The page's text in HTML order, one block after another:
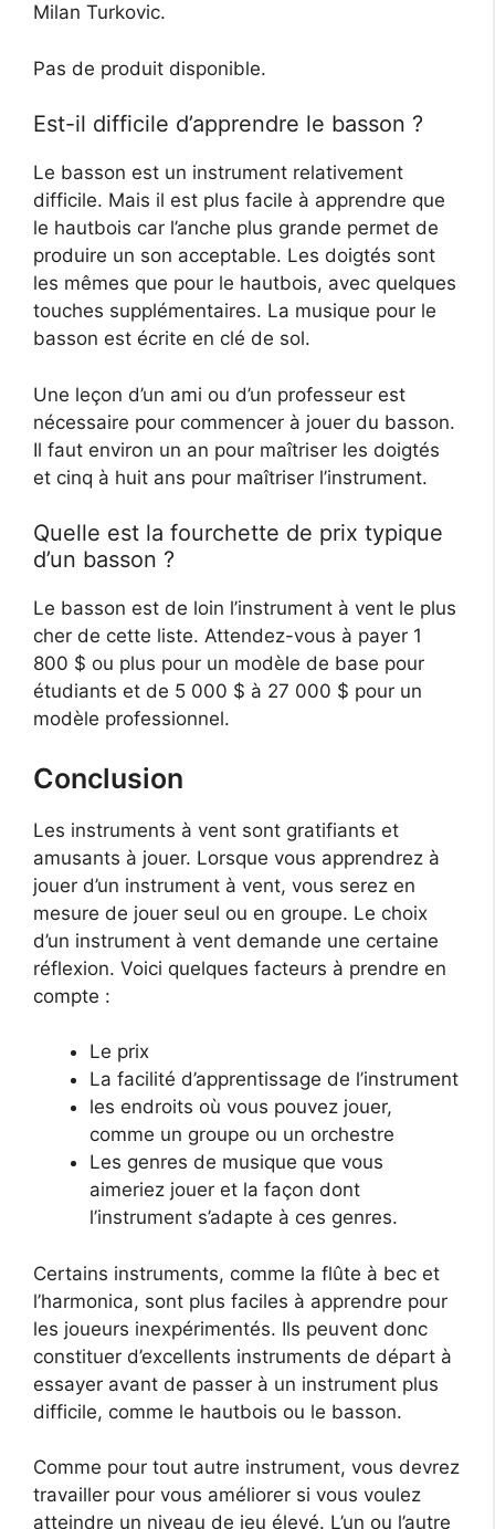
Milan Turkovic.
Pas de produit disponible.
Est-il difficile d’apprendre le basson ?
Le basson est un instrument relativement
difficile. Mais il est plus facile à apprendre que
le hautbois car l’anche plus grande permet de
produire un son acceptable. Les doigtés sont
les mêmes que pour le hautbois, avec quelques
touches supplémentaires. La musique pour le
basson est écrite en clé de sol.
Une leçon d’un ami ou d’un professeur est
nécessaire pour commencer à jouer du basson.
Il faut environ un an pour maîtriser les doigtés
et cinq à huit ans pour maîtriser l’instrument.
Quelle est la fourchette de prix typique
d’un basson ?
Le basson est de loin l’instrument à vent le plus
cher de cette liste. Attendez-vous à payer 1
800 $ ou plus pour un modèle de base pour
étudiants et de 5 000 $ à 27 000 $ pour un
modèle professionnel.
Conclusion
Les instruments à vent sont gratifiants et
amusants à jouer. Lorsque vous apprendrez à
jouer d’un instrument à vent, vous serez en
mesure de jouer seul ou en groupe. Le choix
d’un instrument à vent demande une certaine
réflexion. Voici quelques facteurs à prendre en
compte :
Le prix
La facilité d’apprentissage de l’instrument
les endroits où vous pouvez jouer,
comme un groupe ou un orchestre
Les genres de musique que vous
aimeriez jouer et la façon dont
l’instrument s’adapte à ces genres.
Certains instruments, comme la flûte à bec et
l’harmonica, sont plus faciles à apprendre pour
les joueurs inexpérimentés. Ils peuvent donc
constituer d’excellents instruments de départ à
essayer avant de passer à un instrument plus
difficile, comme le hautbois ou le basson.
Comme pour tout autre instrument, vous devrez
travailler pour vous améliorer si vous voulez
atteindre un niveau de jeu élevé. L’un ou l’autre